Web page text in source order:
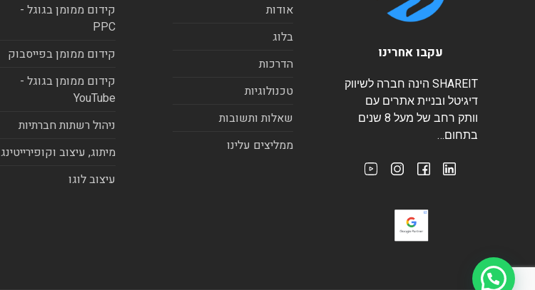
עקבו אחרינו
SHAREIT הינה חברה לשיווק
דיגיטל ובניית אתרים עם
וותק רחב של מעל 8 שנים
בתחום…
אודות
בלוג
הדרכות
טכנולוגיות
שאלות ותשובות
ממליצים עלינו
קידום ממומן בגוגל -
PPC
קידום ממומן בפייסבוק
קידום ממומן בגוגל -
YouTube
ניהול רשתות חברתיות
מיתוג, עיצוב וקופירייטינג
עיצוב לוגו